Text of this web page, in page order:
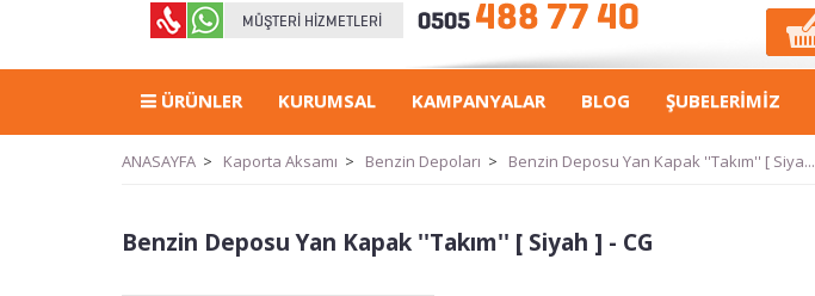
ÜRÜNLER KURUMSAL KAMPANYALAR BLOG ŞUBELERİMİZ
ANASAYFA > Kaporta Aksamı > Benzin Depoları > Benzin Deposu Yan Kapak ''Takım'' [ Siya...
Benzin Deposu Yan Kapak ''Takım'' [ Siyah ] - CG